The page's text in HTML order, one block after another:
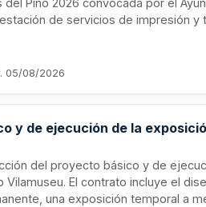
Pino 2026 convocada por el
de servicios de impresión y
se tramita mediante
de división en lotes ni revisión de
05/08/2026
y de ejecución de la
del proyecto básico y de
El contrato incluye el
una exposición temporal a